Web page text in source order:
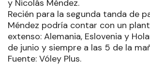
y Nicolás Méndez.
Recién para la segunda tanda de
Méndez podría contar con un
extenso: Alemania, Eslovenia y
de junio y siempre a las 5 de la
Fuente: Vóley Plus.